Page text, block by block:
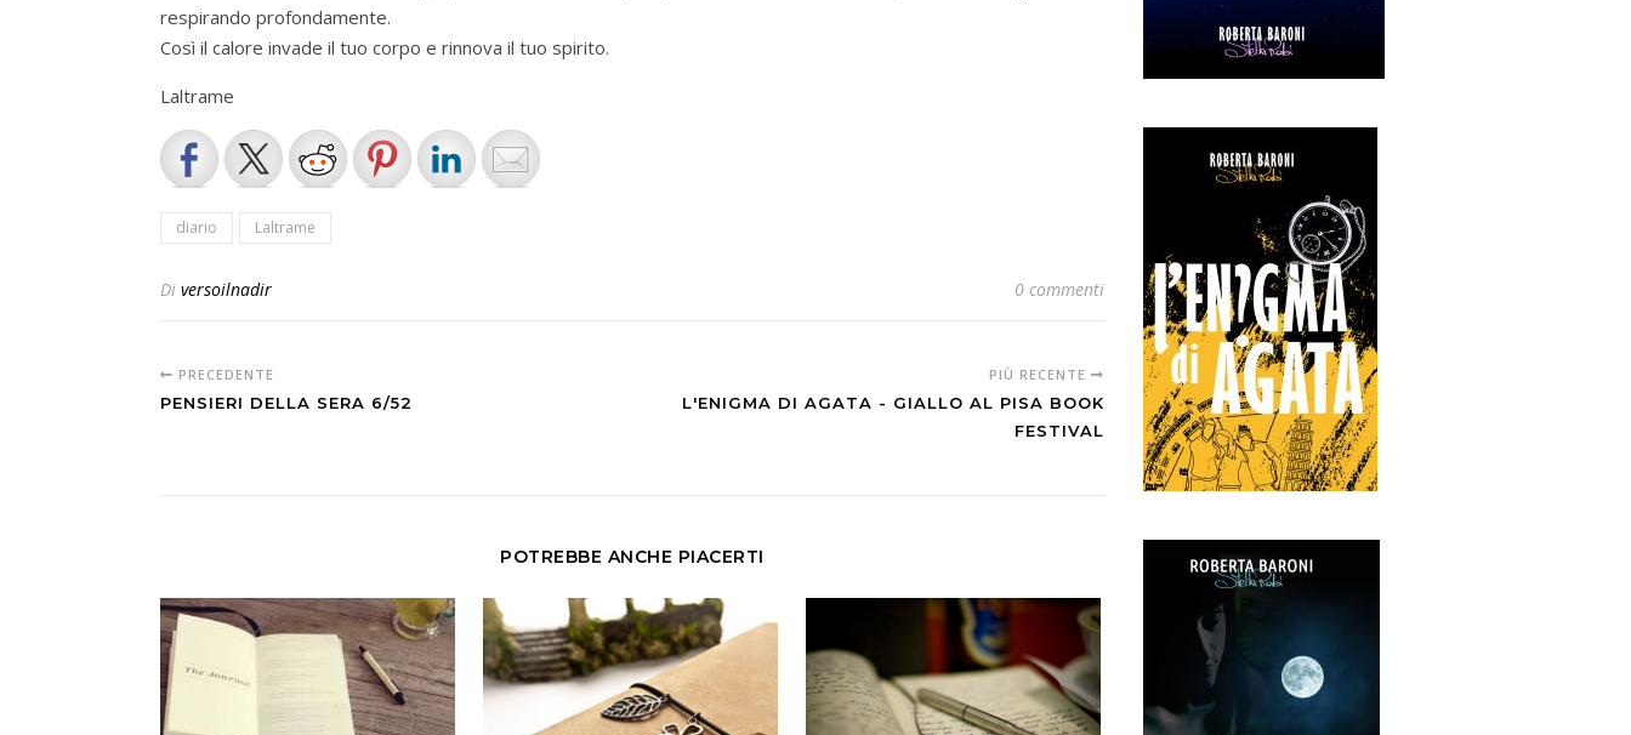
respirando profondamente.
Così il calore invade il tuo corpo e rinnova il tuo spirito.
Laltrame
diario Laltrame
Di versoilnadir 0 commenti
PRECEDENTE
PENSIERI DELLA SERA 6/52
PIÙ RECENTE
L'ENIGMA DI AGATA - GIALLO AL PISA BOOK
FESTIVAL
POTREBBE ANCHE PIACERTI